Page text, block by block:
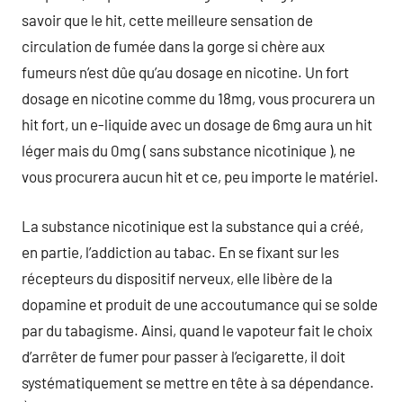
savoir que le hit, cette meilleure sensation de
circulation de fumée dans la gorge si chère aux
fumeurs n’est dûe qu’au dosage en nicotine. Un fort
dosage en nicotine comme du 18mg, vous procurera un
hit fort, un e-liquide avec un dosage de 6mg aura un hit
léger mais du 0mg ( sans substance nicotinique ), ne
vous procurera aucun hit et ce, peu importe le matériel.
La substance nicotinique est la substance qui a créé,
en partie, l’addiction au tabac. En se fixant sur les
récepteurs du dispositif nerveux, elle libère de la
dopamine et produit de une accoutumance qui se solde
par du tabagisme. Ainsi, quand le vapoteur fait le choix
d’arrêter de fumer pour passer à l’ecigarette, il doit
systématiquement se mettre en tête à sa dépendance.